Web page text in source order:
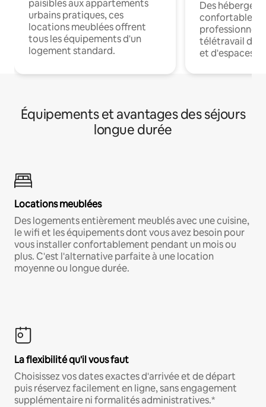
paisibles aux appartements
urbains pratiques, ces
locations meublées offrent
tous les équipements d'un
logement standard.
Des
confortables
professionnels
télétravail
et d'espaces
Équipements et avantages des séjours
longue durée
Locations meublées
Des logements entièrement meublés avec une cuisine,
le wifi et les équipements dont vous avez besoin pour
vous installer confortablement pendant un mois ou
plus. C'est l'alternative parfaite à une location
moyenne ou longue durée.
La flexibilité qu'il vous faut
Choisissez vos dates exactes d'arrivée et de départ
puis réservez facilement en ligne, sans engagement
supplémentaire ni formalités administratives.*